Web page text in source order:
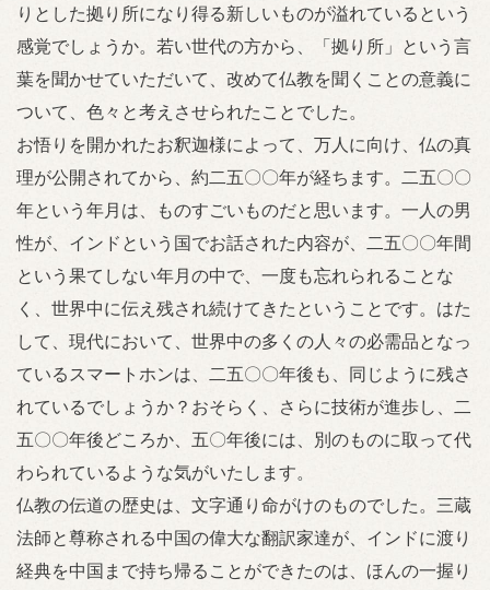
りとした拠り所になり得る新しいものが溢れているという
感覚でしょうか。若い世代の方から、「拠り所」という言
葉を聞かせていただいて、改めて仏教を聞くことの意義に
ついて、色々と考えさせられたことでした。
お悟りを開かれたお釈迦様によって、万人に向け、仏の真
理が公開されてから、約二五〇〇年が経ちます。二五〇〇
年という年月は、ものすごいものだと思います。一人の男
性が、インドという国でお話された内容が、二五〇〇年間
という果てしない年月の中で、一度も忘れられることな
く、世界中に伝え残され続けてきたということです。はた
して、現代において、世界中の多くの人々の必需品となっ
ているスマートホンは、二五〇〇年後も、同じように残さ
れているでしょうか？おそらく、さらに技術が進歩し、二
五〇〇年後どころか、五〇年後には、別のものに取って代
わられているような気がいたします。
仏教の伝道の歴史は、文字通り命がけのものでした。三蔵
法師と尊称される中国の偉大な翻訳家達が、インドに渡り
経典を中国まで持ち帰ることができたのは、ほんの一握り